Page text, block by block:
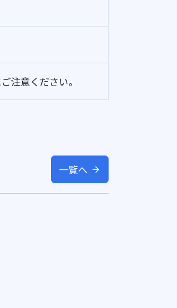
注意ください。
一覧へ